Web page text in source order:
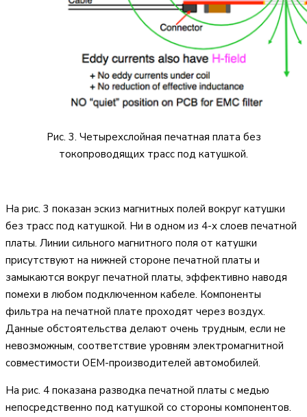
Рис. 3. Четырехслойная печатная плата без
токопроводящих трасс под катушкой.
На рис. 3 показан эскиз магнитных полей вокруг катушки
без трасс под катушкой. Ни в одном из 4-х слоев печатной
платы. Линии сильного магнитного поля от катушки
присутствуют на нижней стороне печатной платы и
замыкаются вокруг печатной платы, эффективно наводя
помехи в любом подключенном кабеле. Компоненты
фильтра на печатной плате проходят через воздух.
Данные обстоятельства делают очень трудным, если не
невозможным, соответствие уровням электромагнитной
совместимости OEM-производителей автомобилей.
На рис. 4 показана разводка печатной платы с медью
непосредственно под катушкой со стороны компонентов.